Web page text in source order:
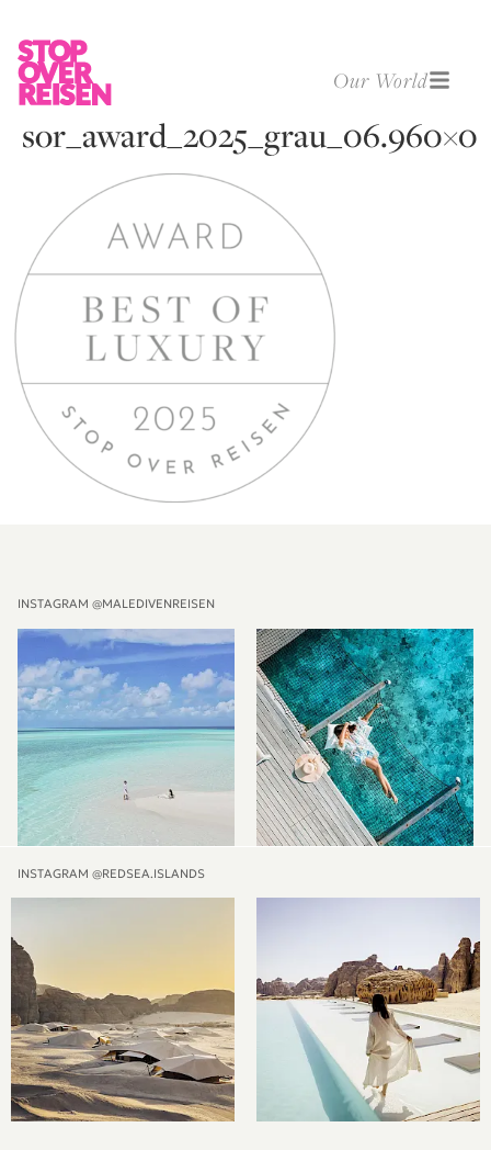
Our World
sor_award_2025_grau_06.960×0
INSTAGRAM @MALEDIVENREISEN
INSTAGRAM @REDSEA.ISLANDS